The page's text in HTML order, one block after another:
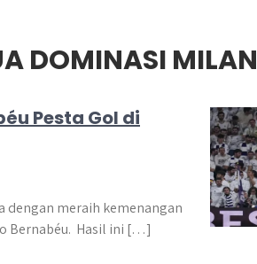
DOMINASI MILAN
Pesta Gol di
dengan meraih kemenangan
Bernabéu. ​ Hasil ini […]